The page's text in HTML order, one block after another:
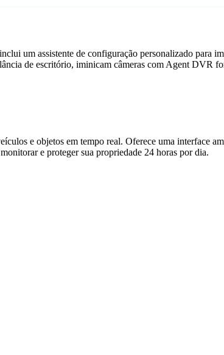
um assistente de configuração personalizado para
de escritório, iminicam câmeras com Agent DVR
e objetos em tempo real. Oferece uma interface
e proteger sua propriedade 24 horas por dia.